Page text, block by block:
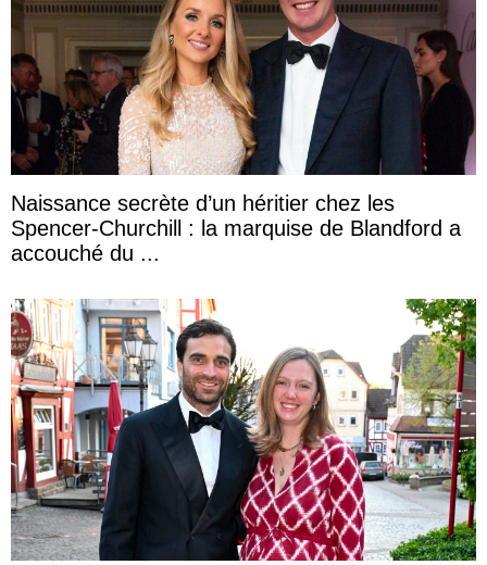
Naissance secrète d’un héritier chez les
Spencer-Churchill : la marquise de Blandford a
accouché du ...